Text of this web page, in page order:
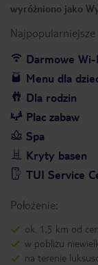
wyróżniono jako
Darmowe Wi-
Menu dla
Dla rodzin
Plac zabaw
Spa
Kryty basen
TUI Service
Położenie:
ok. 1,5 km od
w pobliżu
na terenie